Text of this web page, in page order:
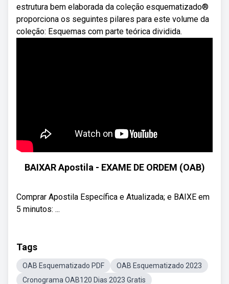
estrutura bem elaborada da coleção esquematizado®
proporciona os seguintes pilares para este volume da
coleção: Esquemas com parte teórica dividida.
BAIXAR Apostila - EXAME DE ORDEM (OAB)
Comprar Apostila Específica e Atualizada; e BAIXE em
5 minutos: ...
Tags
OAB Esquematizado PDF
OAB Esquematizado 2023
Cronograma OAB120 Dias 2023 Gratis